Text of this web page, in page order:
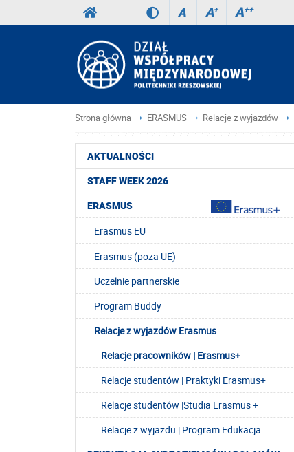
A A+ A++
Strona główna ERASMUS Relacje z wyjazdów
AKTUALNOŚCI
STAFF WEEK 2026
ERASMUS
Erasmus EU
Erasmus (poza UE)
Uczelnie partnerskie
Program Buddy
Relacje z wyjazdów Erasmus
Relacje pracowników | Erasmus+
Relacje studentów | Praktyki Erasmus+
Relacje studentów |Studia Erasmus +
Relacje z wyjazdu | Program Edukacja